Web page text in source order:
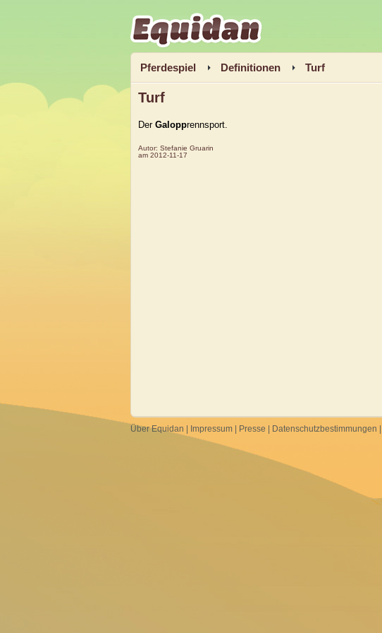
Equidan
Pferdespiel Definitionen Turf
Turf
Der Galopprennsport.
Autor: Stefanie Gruarin
am 2012-11-17
Über Equidan Impressum Presse Datenschutzbestimmungen